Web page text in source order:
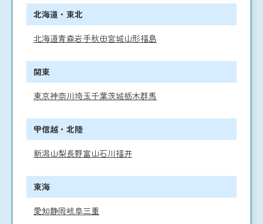
北海道・東北
北海道青森岩手秋田宮城山形福島
関東
東京神奈川埼玉千葉茨城栃木群馬
甲信越・北陸
新潟山梨長野富山石川福井
東海
愛知静岡岐阜三重